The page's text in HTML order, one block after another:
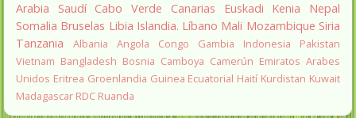
Arabia Saudí Cabo Verde Canarias Euskadi Kenia
Nepal
Somalia Bruselas Libia Islandia. Líbano Mali Mozambique Siria
Tanzania
Albania Angola Congo Gambia Indonesia
Pakistan
Vietnam Bangladesh Bosnia Camboya Camerún Emiratos Arabes
Unidos Eritrea Groenlandia Guinea Ecuatorial Haití Kurdistan Kuwait
Madagascar RDC Ruanda